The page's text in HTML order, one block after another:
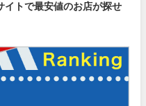
イトで最安値のお店が探せ